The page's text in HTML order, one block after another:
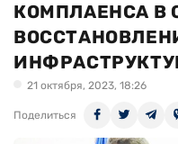
КОМПЛАЕНСА В
21 октября, 2023, 18:26
Поделиться